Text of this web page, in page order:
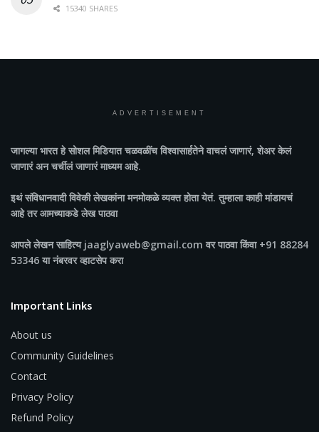
15340 SHARES
ADVERTISEMENT
जागल्या भारतहे सोशल मिडियात चळवळींच विश्वासार्हतेने वाचलं जाणारं, शेअर केलं
जाणारं अन चर्चीलं जाणारं माध्यम आहे.
इथं संविधानवादी विवेकी लेखकांना मनमोकळे व्यक्त होता येतं. तुम्हाला काही मांडायचं
आहे तर आमच्याकडे लेख पाठवा
आपले लेखन साहित्य jaaglyaweb@gmail.com वर पाठवा किंवा +91 88284
53346 या नंबरवर व्हाटसेप करा
Important Links
About us
Community Guidelines
Contact
Privacy Policy
Refund Policy